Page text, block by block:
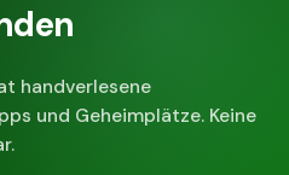
handverlesene
und Geheimplätze. Keine